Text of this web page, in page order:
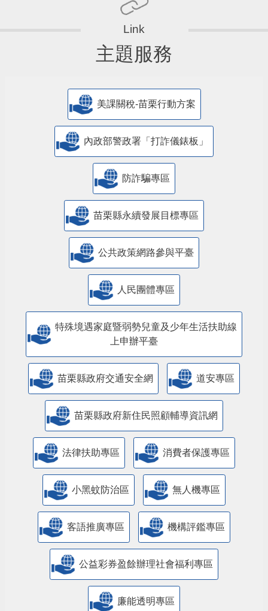
主題服務
美課關稅-苗栗行動方案
內政部警政署「打詐儀錶板」
防詐騙專區
苗栗縣永續發展目標專區
公共政策網路參與平臺
人民團體專區
特殊境遇家庭暨弱勢兒童及少年生活扶助線
上申辦平臺
苗栗縣政府交通安全網 道安專區
苗栗縣政府新住民照顧輔導資訊網
法律扶助專區 消費者保護專區
小黑蚊防治區 無人機專區
客語推廣專區 機構評鑑專區
公益彩券盈餘辦理社會福利專區
廉能透明專區